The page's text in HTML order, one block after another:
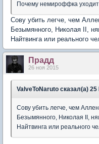
Почему немироффка
Сову убить легче, чем
Безымянного, Николая II,
Найтвинга или реального
Прадд
26 ноя 2015
ValveToNaruto сказал(а)
Сову убить легче, чем
Безымянного, Николая II,
Найтвинга или реального